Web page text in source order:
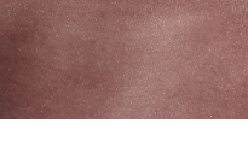
Mis direcciones
Mis suscripciones
繁體中文